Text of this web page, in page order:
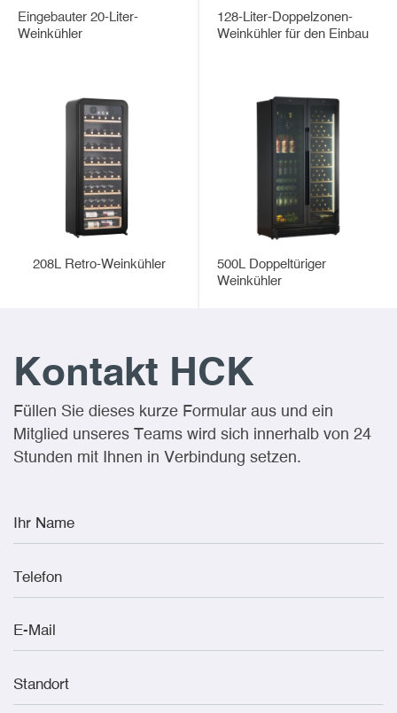
Eingebauter 20-Liter-
Weinkühler
128-Liter-Doppelzonen-
Weinkühler für den Einbau
208L Retro-Weinkühler
500L Doppeltüriger
Weinkühler
Kontakt HCK
Füllen Sie dieses kurze Formular aus und ein
Mitglied unseres Teams wird sich innerhalb von 24
Stunden mit Ihnen in Verbindung setzen.